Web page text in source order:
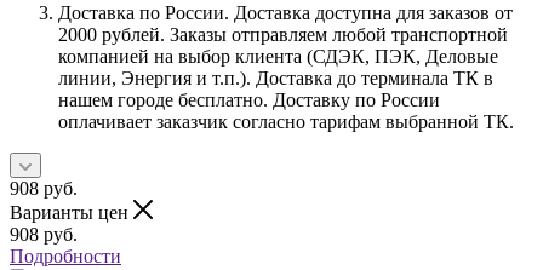
Доставка по России. Доставка доступна для заказов от
2000 рублей. Заказы отправляем любой транспортной
компанией на выбор клиента (СДЭК, ПЭК, Деловые
линии, Энергия и т.п.). Доставка до терминала ТК в
нашем городе бесплатно. Доставку по России
оплачивает заказчик согласно тарифам выбранной ТК.
908 руб.
Варианты цен
908 руб.
Подробности